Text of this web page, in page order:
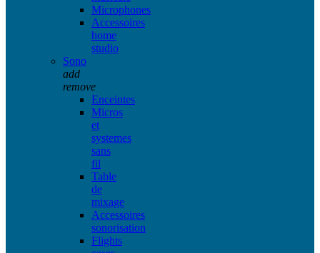
Microphones
Accessoires
home
studio
Sono
add
remove
Enceintes
Micros
et
systemes
sans
fil
Table
de
mixage
Accessoires
sonorisation
Flights